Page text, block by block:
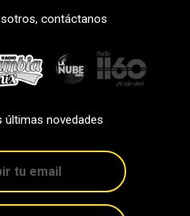
contáctanos
últimas novedades